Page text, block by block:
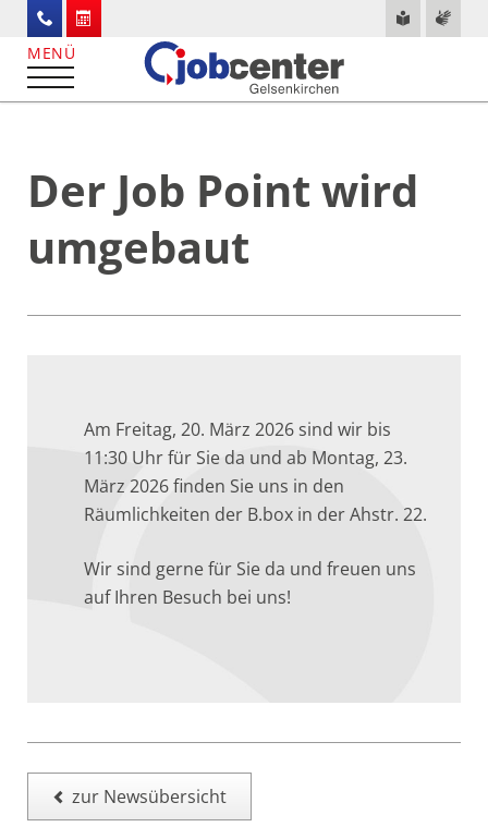
Der Job Point wird
umgebaut
Am Freitag, 20. März 2026 sind wir bis
11:30 Uhr für Sie da und ab Montag, 23.
März 2026 finden Sie uns in den
Räumlichkeiten der B.box in der Ahstr. 22.
Wir sind gerne für Sie da und freuen uns
auf Ihren Besuch bei uns!
zur Newsübersicht